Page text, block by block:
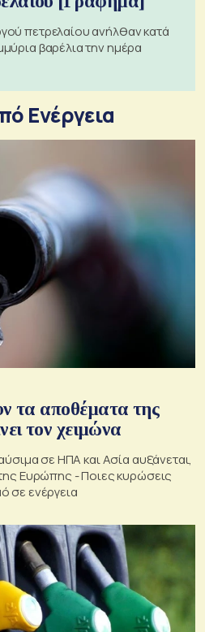
πετρελαίου ανήλθαν κατά
βαρέλια την ημέρα
Ενέργεια
τα αποθέματα της
τον χειμώνα
σε ΗΠΑ και Ασία αυξάνεται,
Ευρώπης - Ποιες κυρώσεις
σε ενέργεια